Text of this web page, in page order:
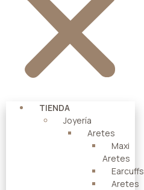
TIENDA
Joyería
Aretes
Maxi
Aretes
Earcuffs
Aretes